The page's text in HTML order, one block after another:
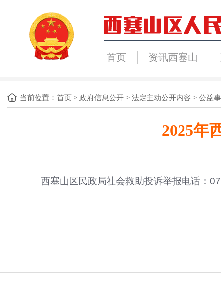
首页 资讯西塞山
当前位置： 首页 > 政府信息公开 > 法定主动公开内容 > 公益
2025年
西塞山区民政局社会救助投诉举报电话：